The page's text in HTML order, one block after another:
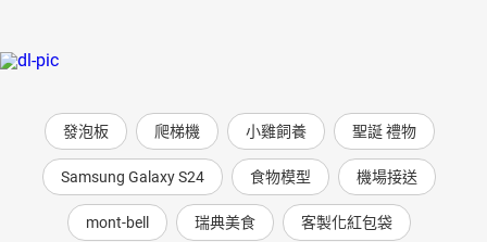
發泡板 爬梯機 小雞飼養 聖誕 禮物
Samsung Galaxy S24 食物模型 機場接送
mont-bell 瑞典美食 客製化紅包袋